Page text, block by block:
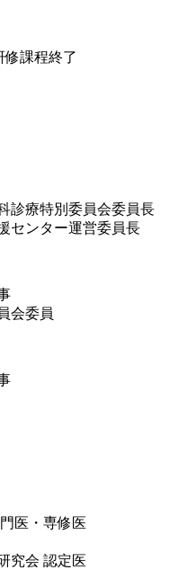
修課程終了
診療特別委員会委員長
センター運営委員長
会委員
医・専修医
究会 認定医